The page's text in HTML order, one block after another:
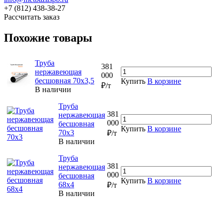
+7 (812) 438-38-27
Рассчитать заказ
Похожие товары
Труба
нержавеющая
бесшовная 70х3,5
В наличии
381
000
₽/т
Купить В корзине
Труба
нержавеющая
бесшовная
70х3
В наличии
381
000
₽/т
Купить В корзине
Труба
нержавеющая
бесшовная
68х4
В наличии
381
000
₽/т
Купить В корзине